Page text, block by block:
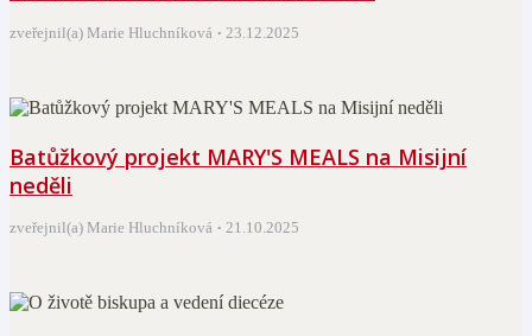
zveřejnil(a) Marie Hluchníková 23.12.2025
Batůžkový projekt MARY'S MEALS na Misijní
neděli
zveřejnil(a) Marie Hluchníková 21.10.2025